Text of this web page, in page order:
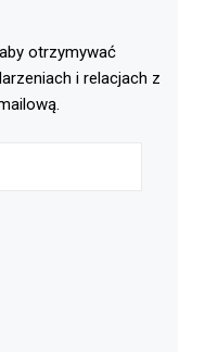
otrzymywać
i relacjach z